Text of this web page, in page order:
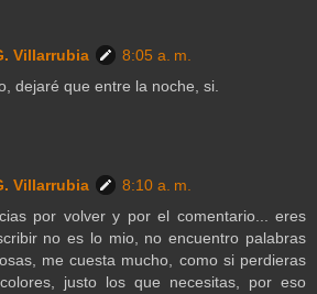
Villarrubia
8:05 a. m.
dejaré que entre la noche, si.
Villarrubia
8:10 a. m.
por volver y por el comentario... eres
no es lo mio, no encuentro palabras
me cuesta mucho, como si perdieras
justo los que necesitas, por eso